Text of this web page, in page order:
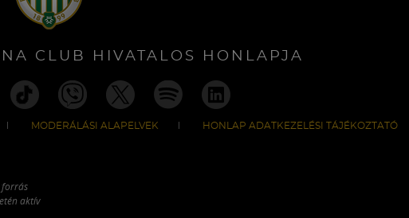
CLUB HIVATALOS HONLAPJA
MODERÁLÁSI ALAPELVEK HONLAP ADATKEZELÉSI TÁJÉKOZTATÓ
forrás
aktív